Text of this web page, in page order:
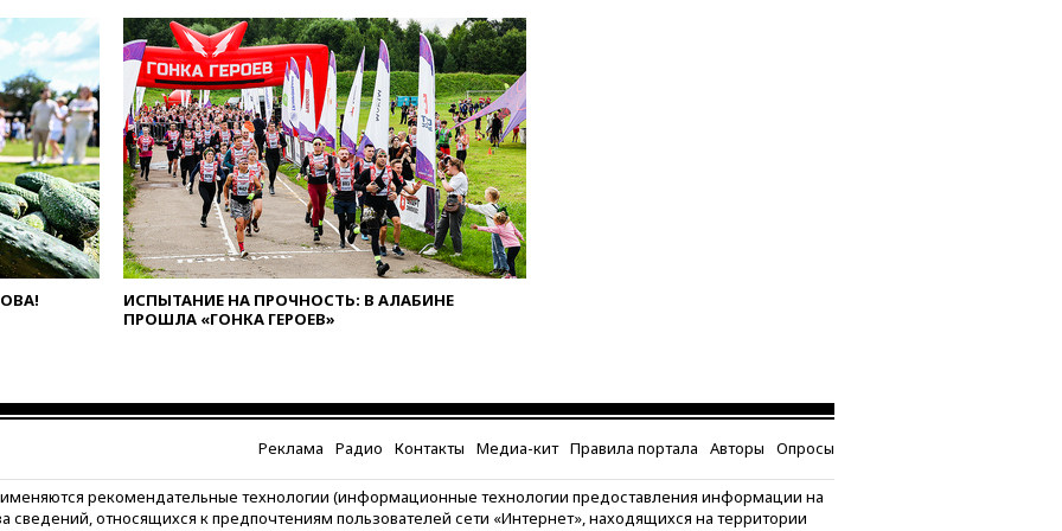
ИСПЫТАНИЕ НА ПРОЧНОСТЬ: В АЛАБИНЕ
ПРОШЛА «ГОНКА ГЕРОЕВ»
Реклама Радио Контакты Медиа-кит Правила портала Авторы Опросы
рекомендательные технологии (информационные технологии предоставления информации на
сведений, относящихся к предпочтениям пользователей сети «Интернет», находящихся на территории